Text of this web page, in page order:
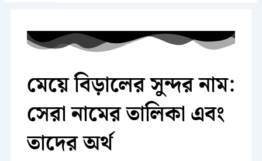
মেয়ে বিড়ালের সুন্দর নাম:
সেরা নামের তালিকা এবং
তাদের অর্থ